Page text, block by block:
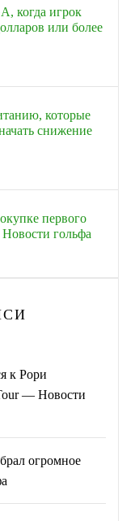
когда игрок
или более
которые
снижение
первого
гольфа
к Рори
— Новости
огромное